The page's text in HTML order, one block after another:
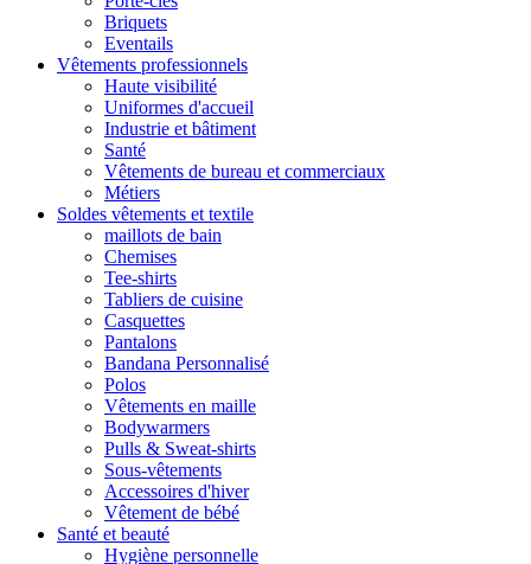
Briquets
Eventails
Vêtements professionnels
Haute visibilité
Uniformes d'accueil
Industrie et bâtiment
Santé
Vêtements de bureau et commerciaux
Métiers
Soldes vêtements et textile
maillots de bain
Chemises
Tee-shirts
Tabliers de cuisine
Casquettes
Pantalons
Bandana Personnalisé
Polos
Vêtements en maille
Bodywarmers
Pulls & Sweat-shirts
Sous-vêtements
Accessoires d'hiver
Vêtement de bébé
Santé et beauté
Hygiène personnelle